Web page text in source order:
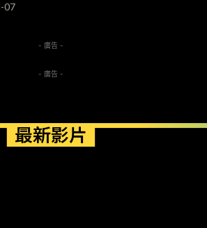
07
- 廣告 -
- 廣告 -
最新影片